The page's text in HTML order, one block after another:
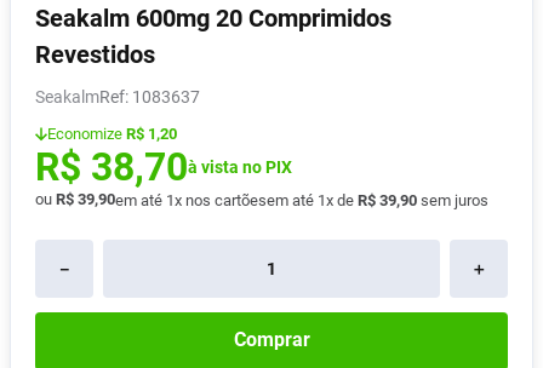
Seakalm 600mg 20 Comprimidos
Revestidos
Seakalm : 1083637
Economize R$ 1,20
R$ 38,70à vista no PIX
ou R$ 39,90em até 1x nos cartõesem até 1x de R$ 39,90 sem juros
＋
－
Comprar
6º Desodorante
7º Shampoo
8º Absorvente
9º Pampers Confort Sec
10 º Lavitan